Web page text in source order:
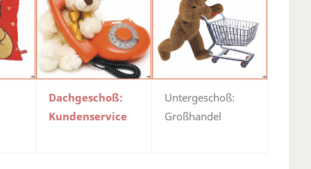
Dachgeschoß:
Kundenservice
Untergeschoß:
Großhandel